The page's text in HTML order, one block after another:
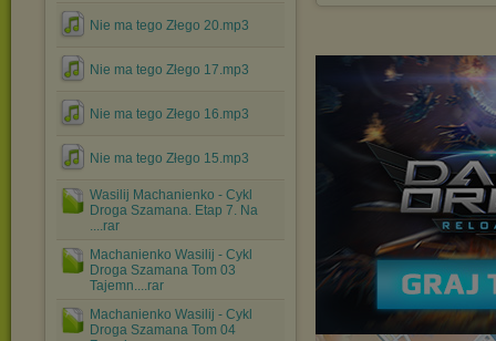
Nie ma tego Złego 20.mp3
Nie ma tego Złego 17.mp3
Nie ma tego Złego 16.mp3
Nie ma tego Złego 15.mp3
Wasilij Machanienko - Cykl
Droga Szamana. Etap 7. Na
....rar
Machanienko Wasilij - Cykl
Droga Szamana Tom 03
Tajemn....rar
Machanienko Wasilij - Cykl
Droga Szamana Tom 04